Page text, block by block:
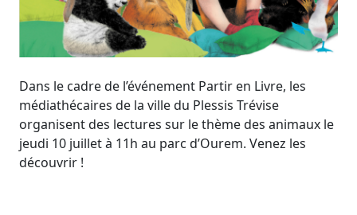
Dans le cadre de l’événement Partir en Livre, les
médiathécaires de la ville du Plessis Trévise
organisent des lectures sur le thème des animaux le
jeudi 10 juillet à 11h au parc d’Ourem. Venez les
découvrir !